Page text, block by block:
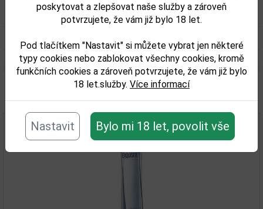
poskytovat a zlepšovat naše služby a zároveň
potvrzujete, že vám již bylo 18 let.
Pod tlačítkem "Nastavit" si můžete vybrat jen některé
typy cookies nebo zablokovat všechny cookies, kromě
funkčních cookies a zároveň potvrzujete, že vám již bylo
18 let.služby. Více informací
Nastavit Bylo mi 18 let, povolit vše
Obsah alkoholu obj. %:
Související zboží